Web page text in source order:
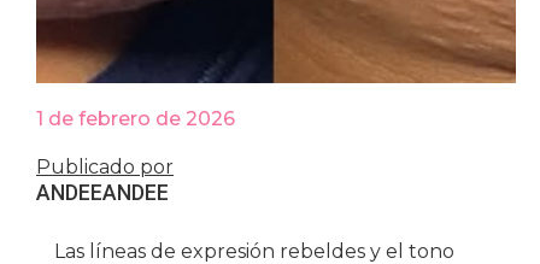
1 de febrero de 2026
Publicado por
ANDEEANDEE
Las líneas de expresión rebeldes y el tono